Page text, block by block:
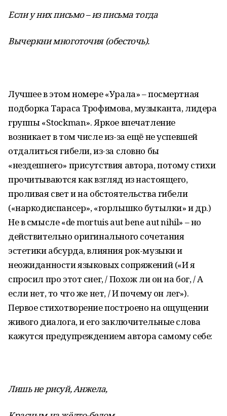
Если у них письмо – из письма тогда
Вычеркни многоточия (обесточь).
Лучшее в этом номере «Урала» – посмертная
подборка Тараса Трофимова, музыканта, лидера
группы «Stockman». Яркое впечатление
возникает в том числе из-за ещё не успевшей
отдалиться гибели, из-за словно бы
«нездешнего» присутствия автора, потому стихи
прочитываются как взгляд из настоящего,
проливая свет и на обстоятельства гибели
(«наркодиспансер», «горлышко бутылки» и др.)
Не в смысле «de mortuis aut bene aut nihil» – но
действительно оригинального сочетания
эстетики абсурда, влияния рок-музыки и
неожиданности языковых сопряжений («И я
спросил про этот снег, / Похож ли он на бог, / А
если нет, то что же нет, / И почему он лег»).
Первое стихотворение построено на ощущении
живого диалога, и его заключительные слова
кажутся предупреждением автора самому себе:
Лишь не рисуй, Анжела,